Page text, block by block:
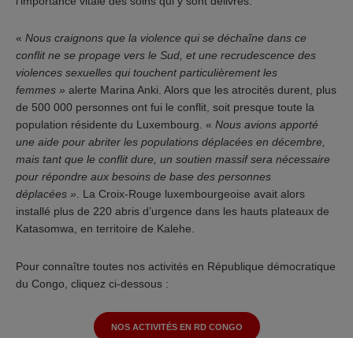
« Nous craignons que la violence qui se déchaîne dans ce
conflit ne se propage vers le Sud, et une recrudescence des
violences sexuelles qui touchent particulièrement les
femmes » alerte Marina Anki. Alors que les atrocités durent, plus
de 500 000 personnes ont fui le conflit, soit presque toute la
population résidente du Luxembourg. « Nous avions apporté
une aide pour abriter les populations déplacées en décembre,
mais tant que le conflit dure, un soutien massif sera nécessaire
pour répondre aux besoins de base des personnes
déplacées ». La Croix-Rouge luxembourgeoise avait alors
installé plus de 220 abris d’urgence dans les hauts plateaux de
Katasomwa, en territoire de Kalehe.
Pour connaître toutes nos activités en République démocratique
du Congo, cliquez ci-dessous :
NOS ACTIVITÉS EN RD CONGO